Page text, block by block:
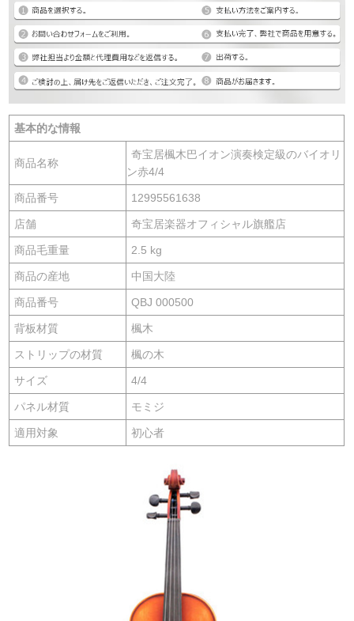
基本的な情報
商品名称
奇宝居楓木巴イオン演奏検定級のバイオリ
ン赤4/4
商品番号 12995561638
店舗 奇宝居楽器オフィシャル旗艦店
商品毛重量 2.5 kg
商品の産地 中国大陸
商品番号 QBJ 000500
背板材質 楓木
ストリップの材質 楓の木
サイズ 4/4
パネル材質 モミジ
適用対象 初心者